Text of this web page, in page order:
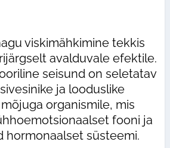
viskimähkimine tekkis
avalduvale efektile.
seisund on seletatav
ja looduslike
organismile, mis
fooni ja
hormonaalset süsteemi.